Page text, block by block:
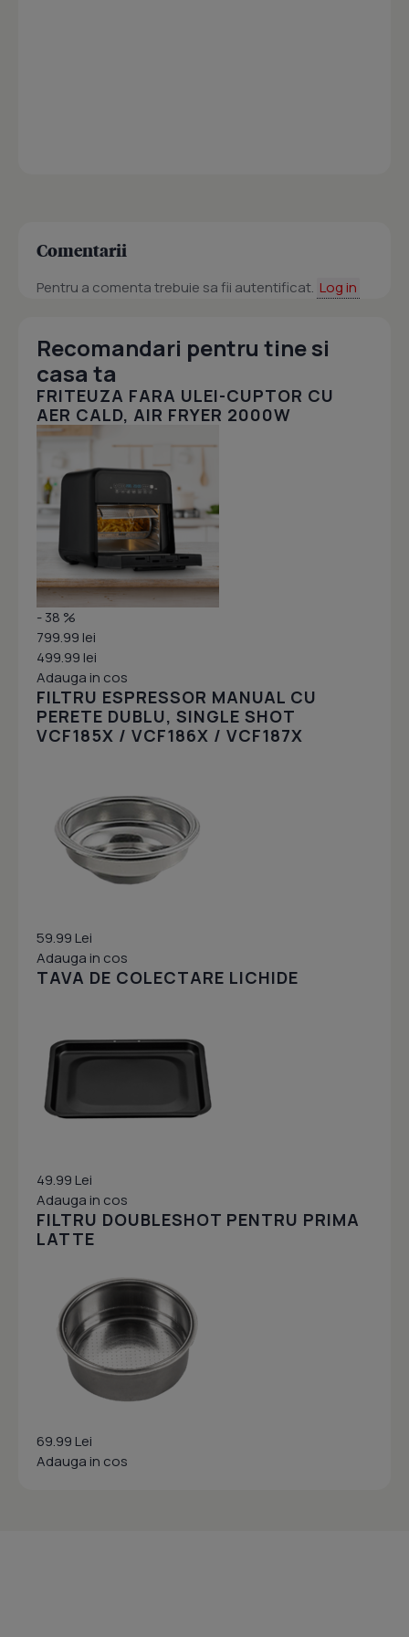
Comentarii
Pentru a comenta trebuie sa fii autentificat. Log in
Recomandari pentru tine si
casa ta
FRITEUZA FARA ULEI-CUPTOR CU
AER CALD, AIR FRYER 2000W
- 38 %
799.99 lei
499.99 lei
Adauga in cos
FILTRU ESPRESSOR MANUAL CU
PERETE DUBLU, SINGLE SHOT
VCF185X / VCF186X / VCF187X
59.99 Lei
Adauga in cos
TAVA DE COLECTARE LICHIDE
49.99 Lei
Adauga in cos
FILTRU DOUBLESHOT PENTRU PRIMA
LATTE
69.99 Lei
Adauga in cos